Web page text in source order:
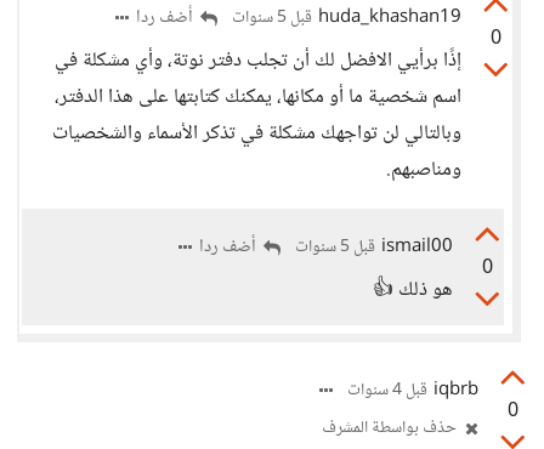
0
huda_khashan19 قبل 5 سنوات أضف ردا
إذًا برأيي الافضل لك أن تجلب دفتر نوتة، وأي مشكلة في
اسم شخصية ما أو مكانها، يمكنك كتابتها على هذا الدفتر،
وبالتالي لن تواجهك مشكلة في تذكر الأسماء والشخصيات
ومناصبهم.
0
ismail00 قبل 5 سنوات أضف ردا
هو ذلك 👍
0
iqbrb قبل 4 سنوات
حذف بواسطة المشرف